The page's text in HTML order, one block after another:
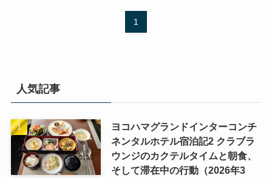
1
人気記事
ヨコハマグランドインターコンチ
ネンタルホテル宿泊記2 クラブラ
ウンジのカクテルタイムと朝食、
そして滞在中の行動（2026年3